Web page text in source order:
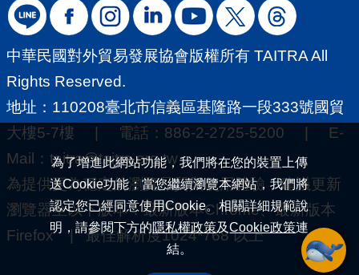
為了增進此網站功能，我們將在您的裝置上傳
送Cookie功能；當您繼續瀏覽本網站，我們將
認定您已經同意使用Cookie。相關詳細規範說
明，請參閱下方的隱私權政策及Cookie政策連
結。
中華民國對外貿易發展協會版權所有 TAITRA All
Rights Reserved.
地址：110208臺北市信義區基隆路一段333號國貿
大樓5-7樓 | 電話：886-2-2725-5200 | E-
Mail： taitra@taitra.org.tw
為提供更為穩定的瀏覽品質與使用體驗，建議更新
瀏覽器至以下版本：最新版本Chrome、最新版本
Firefox | 最佳解析度1024*768 以上